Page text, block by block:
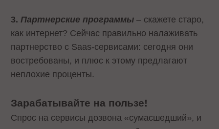
3.Партнерские программы – скажете старо,
как интернет? Сейчас правильно налаживать
партнерство с Saas-сервисами: сегодня они
востребованы, и плюс к этому предлагают
неплохие проценты.
Зарабатывайте на пользе!
Спрос на сервисы дозвона «сумасшедший», и